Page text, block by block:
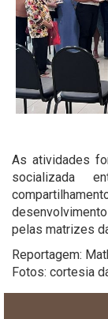
As atividades
socializada
pelas matrizes
Reportagem:
Fotos: cortesia